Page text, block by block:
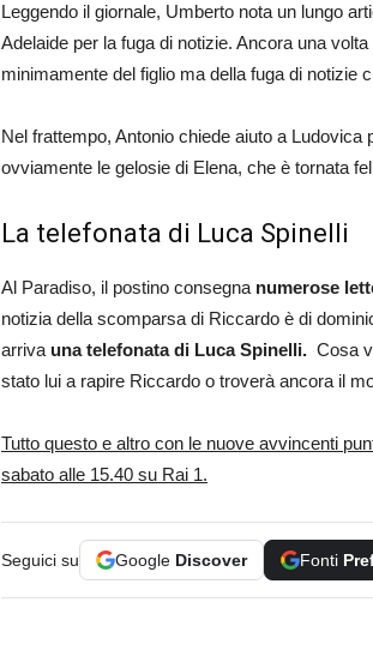
Leggendo il giornale, Umberto nota un lungo
Adelaide per la fuga di notizie. Ancora una
minimamente del figlio ma della fuga di notizie
Nel frattempo, Antonio chiede aiuto a
ovviamente le gelosie di Elena, che è tornata
La telefonata di Luca Spinelli
Al Paradiso, il postino consegna numerose
notizia della scomparsa di Riccardo è di
arriva una telefonata di Luca Spinelli. Cosa
stato lui a rapire Riccardo o troverà ancora il
Tutto questo e altro con le nuove avvincenti
sabato alle 15.40 su Rai 1.
Seguici su Google Discover Fonti